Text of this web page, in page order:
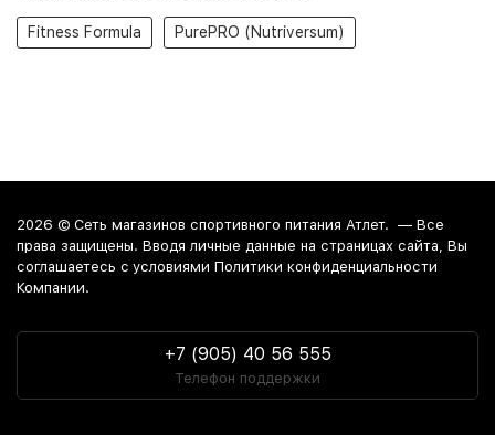
Fitness Formula PurePRO (Nutriversum)
2026 © Сеть магазинов спортивного питания Атлет. — Все
права защищены. Вводя личные данные на страницах сайта, Вы
соглашаетесь c условиями Политики конфиденциальности
Компании.
+7 (905) 40 56 555
Телефон поддержки